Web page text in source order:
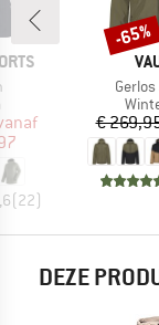
prijs
(22)
Artikel
€
Korting
-65%
DEZE